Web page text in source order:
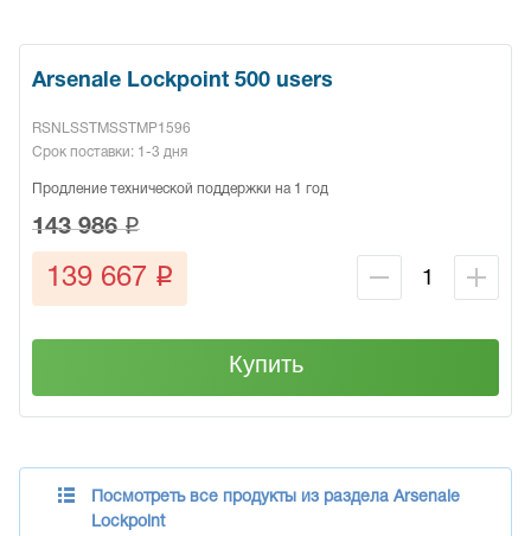
Arsenale Lockpoint 500 users
RSNLSSTMSSTMP1596
Срок поставки: 1-3 дня
Продление технической поддержки на 1 год
143 986q
139 667 q
Купить
Посмотреть все продукты из раздела Arsenale
Lockpoint